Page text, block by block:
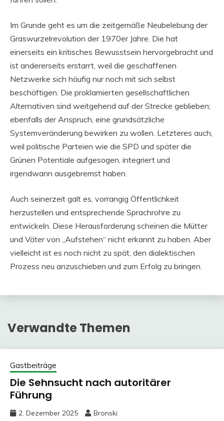
Im Grunde geht es um die zeitgemäße Neubelebung der
Graswurzelrevolution der 1970er Jahre. Die hat
einerseits ein kritisches Bewusstsein hervorgebracht und
ist andererseits erstarrt, weil die geschaffenen
Netzwerke sich häufig nur noch mit sich selbst
beschäftigen. Die proklamierten gesellschaftlichen
Alternativen sind weitgehend auf der Strecke geblieben;
ebenfalls der Anspruch, eine grundsätzliche
Systemveränderung bewirken zu wollen. Letzteres auch,
weil politische Parteien wie die SPD und später die
Grünen Potentiale aufgesogen, integriert und
irgendwann ausgebremst haben.
Auch seinerzeit galt es, vorrangig Öffentlichkeit
herzustellen und entsprechende Sprachrohre zu
entwickeln. Diese Herausforderung scheinen die Mütter
und Väter von „Aufstehen“ nicht erkannt zu haben. Aber
vielleicht ist es noch nicht zu spät, den dialektischen
Prozess neu anzuschieben und zum Erfolg zu bringen.
Verwandte Themen
Gastbeiträge
Die Sehnsucht nach autoritärer
Führung
2. Dezember 2025 Bronski